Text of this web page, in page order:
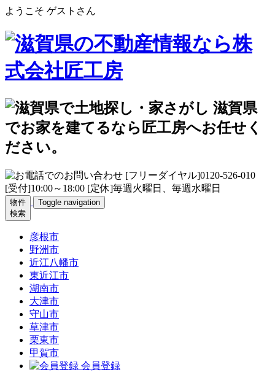
ようこそ ゲストさん
物件
検索
Toggle navigation
彦根市
野洲市
近江八幡市
東近江市
湖南市
大津市
守山市
草津市
栗東市
甲賀市
会員登録